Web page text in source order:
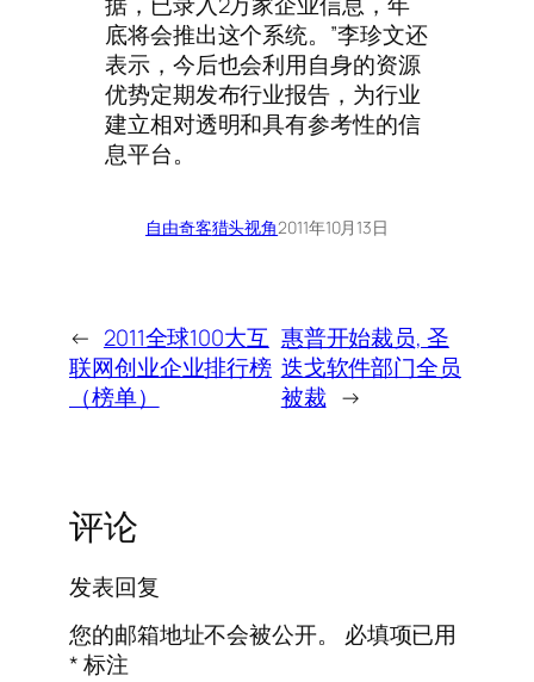
底将会推出这个系统。”李珍文还
表示，今后也会利用自身的资源
优势定期发布行业报告，为行业
建立相对透明和具有参考性的信
息平台。
自由奇客猎头视角2011年10月13日
← 2011全球100大互
联网创业企业排行榜
（榜单）
惠普开始裁员, 圣
迭戈软件部门全员
被裁 →
评论
发表回复
您的邮箱地址不会被公开。
必填项已用
*标注